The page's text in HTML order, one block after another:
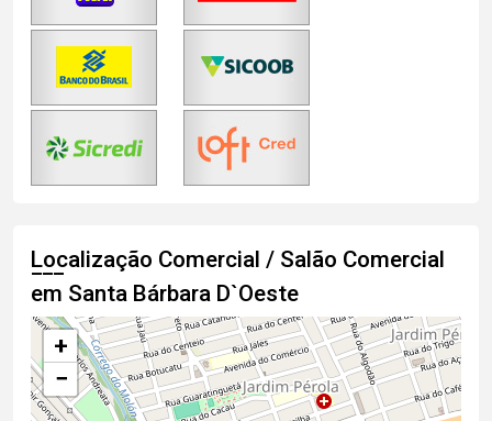
Localização Comercial / Salão Comercial
em Santa Bárbara D`Oeste
+
−